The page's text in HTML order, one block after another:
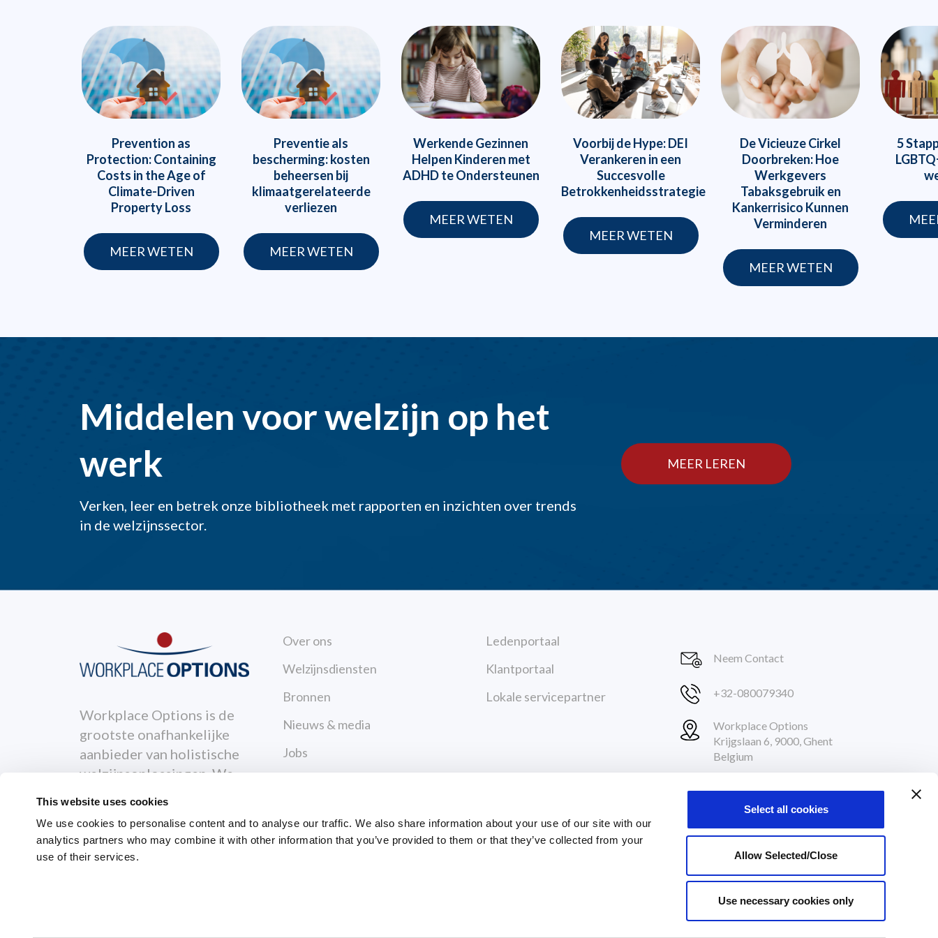
This website uses cookies
We use cookies to personalise content and to analyse our traffic. We also share information about your use of our site with our
analytics partners who may combine it with other information that you’ve provided to them or that they’ve collected from your
use of their services.
Select all cookies
Allow Selected/Close
Use necessary cookies only
Prevention as
Protection: Containing
Costs in the Age of
Climate-Driven
Property Loss
MEER WETEN
Preventie als
bescherming: kosten
beheersen bij
klimaatgerelateerde
verliezen
MEER WETEN
Werkende Gezinnen
Helpen Kinderen met
ADHD te Ondersteunen
MEER WETEN
Voorbij de Hype: DEI
Verankeren in een
Succesvolle
Betrokkenheidsstrategie
MEER WETEN
De Vicieuze Cirkel
Doorbreken: Hoe
Werkgevers
Tabaksgebruik en
Kankerrisico Kunnen
Verminderen
MEER WETEN
5
Middelen voor welzijn op het
werk
Verken, leer en betrek onze bibliotheek met rapporten en inzichten over trends
in de welzijnssector.
MEER LEREN
Workplace Options is de
grootste onafhankelijke
aanbieder van holistische
welzijnsoplossingen. We
professioneel gezonder,
gelukkiger en
Over ons
Welzijnsdiensten
Bronnen
Nieuws & media
Jobs
Gebruiksvoorwaarden
Ledenportaal
Klantportaal
Lokale servicepartner
Neem Contact
+32-080079340
Workplace Options
Krijgslaan 6, 9000, Ghent
Belgium
BETALINGSCENTRUM